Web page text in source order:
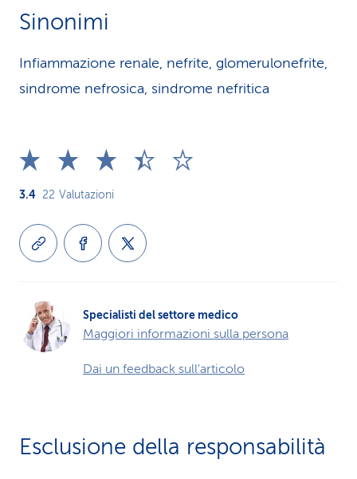
Sinonimi
Infiammazione renale, nefrite, glomerulonefrite,
sindrome nefrosica, sindrome nefritica
3.4 22 Valutazioni
Specialisti del settore medico
Maggiori informazioni sulla persona
Dai un feedback sull'articolo
Esclusione della responsabilità